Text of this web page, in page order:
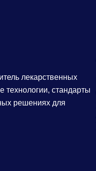
лекарственных
стандарты
решениях для